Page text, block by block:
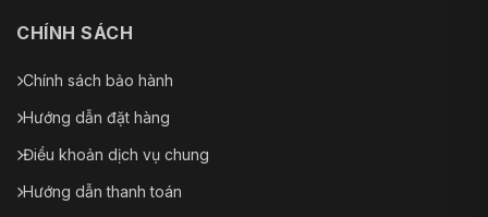
CHÍNH SÁCH
Chính sách bảo hành
Hướng dẫn đặt hàng
Điều khoản dịch vụ chung
Hướng dẫn thanh toán